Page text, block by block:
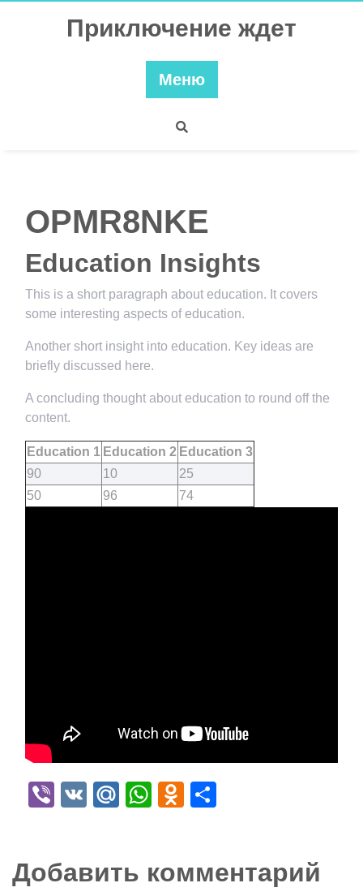
Приключение ждет
Меню
OPMR8NKE
Education Insights
This is a short paragraph about education. It covers
some interesting aspects of education.
Another short insight into education. Key ideas are
briefly discussed here.
A concluding thought about education to round off the
content.
Education 1 Education 2 Education 3
90
10
25
50
96 74
Viber
VK Mail.Ru
WhatsApp
Odnoklassniki
Добавить комментарий